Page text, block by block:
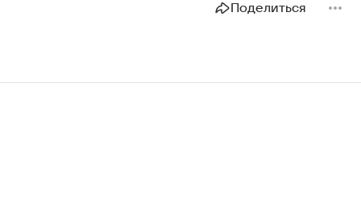
Поделиться